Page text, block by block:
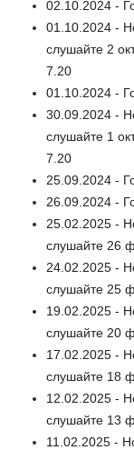
02.10.2024 -
01.10.2024 -
слушайте 2
7.20
01.10.2024 -
30.09.2024 -
слушайте 1
7.20
25.09.2024 -
26.09.2024 -
25.02.2025 -
слушайте 26
24.02.2025 -
слушайте 25
19.02.2025 -
слушайте 20
17.02.2025 -
слушайте 18
12.02.2025 -
слушайте 13
11.02.2025 -